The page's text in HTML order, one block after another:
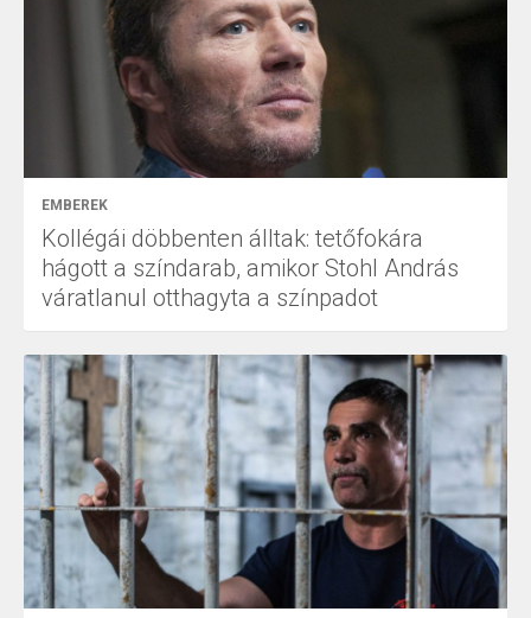
EMBEREK
Kollégái döbbenten álltak: tetőfokára
hágott a színdarab, amikor Stohl András
váratlanul otthagyta a színpadot